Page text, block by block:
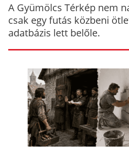
A Gyümölcs Térkép nem
csak egy futás közbeni
adatbázis lett belőle.